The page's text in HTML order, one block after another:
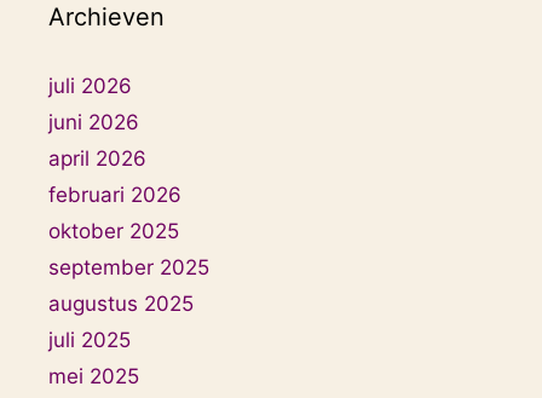
Archieven
juli 2026
juni 2026
april 2026
februari 2026
oktober 2025
september 2025
augustus 2025
juli 2025
mei 2025